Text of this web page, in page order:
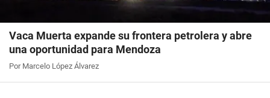
Vaca Muerta expande su frontera petrolera y abre
una oportunidad para Mendoza
Por Marcelo López Álvarez